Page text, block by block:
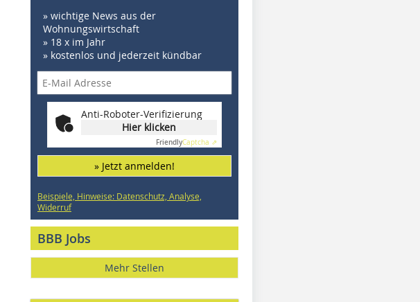
» wichtige News aus der
Wohnungswirtschaft
» 18 x im Jahr
» kostenlos und jederzeit kündbar
Anti-Roboter-Verifizierung
Hier klicken
FriendlyCaptcha ⇗
» Jetzt anmelden!
Beispiele, Hinweise: Datenschutz, Analyse,
Widerruf
BBB Jobs
Mehr Stellen